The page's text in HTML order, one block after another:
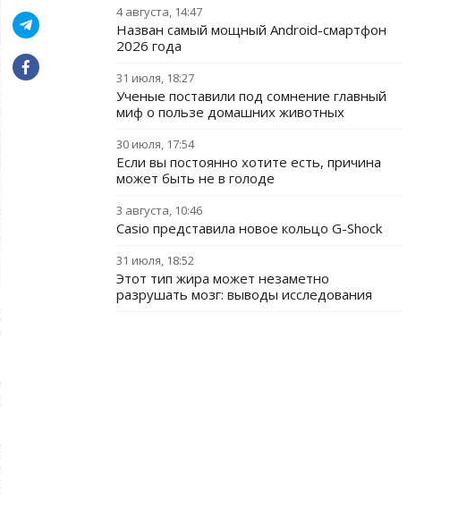
4 августа, 14:47
Назван самый мощный Android-смартфон
2026 года
31 июля, 18:27
Ученые поставили под сомнение главный
миф о пользе домашних животных
30 июля, 17:54
Если вы постоянно хотите есть, причина
может быть не в голоде
3 августа, 10:46
Casio представила новое кольцо G-Shock
31 июля, 18:52
Этот тип жира может незаметно
разрушать мозг: выводы исследования